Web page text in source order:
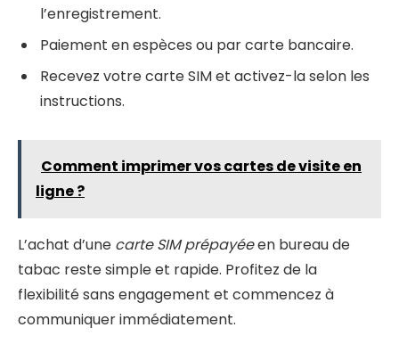
l’enregistrement.
Paiement en espèces ou par carte bancaire.
Recevez votre carte SIM et activez-la selon les
instructions.
Comment imprimer vos cartes de visite en
ligne ?
L’achat d’une carte SIM prépayéeen bureau de
tabac reste simple et rapide. Profitez de la
flexibilité sans engagement et commencez à
communiquer immédiatement.